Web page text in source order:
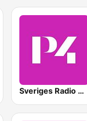
Sveriges Radio P4 Malmöhus